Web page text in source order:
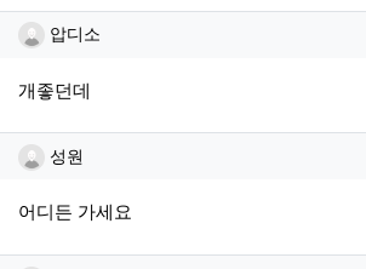
압디소님의 댓글
압디소
개좋던데
성원님의 댓글
성원
어디든 가세요